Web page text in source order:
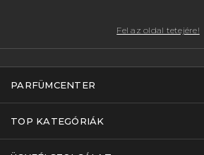
Fel az oldal tetejére!
PARFÜMCENTER
TOP KATEGÓRIÁK